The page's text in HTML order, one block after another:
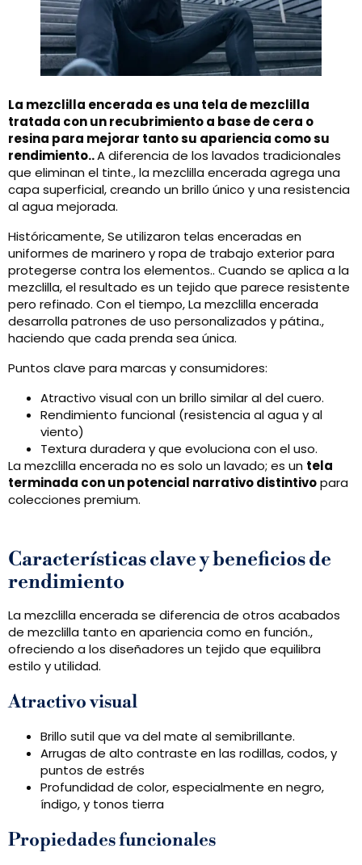
La mezclilla encerada es una tela de mezclilla
tratada con un recubrimiento a base de cera o
resina para mejorar tanto su apariencia como su
rendimiento..A diferencia de los lavados tradicionales
que eliminan el tinte., la mezclilla encerada agrega una
capa superficial, creando un brillo único y una resistencia
al agua mejorada.
Históricamente, Se utilizaron telas enceradas en
uniformes de marinero y ropa de trabajo exterior para
protegerse contra los elementos.. Cuando se aplica a la
mezclilla, el resultado es un tejido que parece resistente
pero refinado. Con el tiempo, La mezclilla encerada
desarrolla patrones de uso personalizados y pátina.,
haciendo que cada prenda sea única.
Puntos clave para marcas y consumidores:
Atractivo visual con un brillo similar al del cuero.
Rendimiento funcional (resistencia al agua y al
viento)
Textura duradera y que evoluciona con el uso.
La mezclilla encerada no es solo un lavado; es un tela
terminada con un potencial narrativo distintivopara
colecciones premium.
Características clave y beneficios de
rendimiento
La mezclilla encerada se diferencia de otros acabados
de mezclilla tanto en apariencia como en función.,
ofreciendo a los diseñadores un tejido que equilibra
estilo y utilidad.
Atractivo visual
Brillo sutil que va del mate al semibrillante.
Arrugas de alto contraste en las rodillas, codos, y
puntos de estrés
Profundidad de color, especialmente en negro,
índigo, y tonos tierra
Propiedades funcionales